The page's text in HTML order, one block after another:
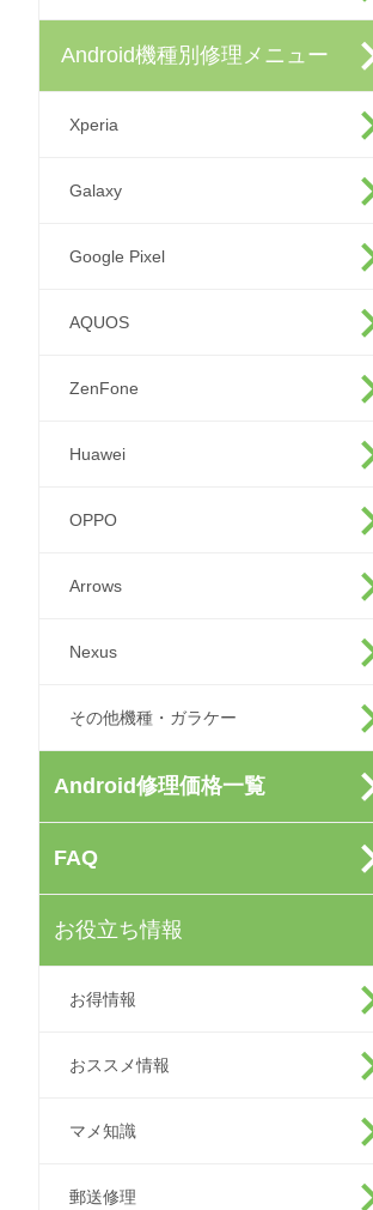
Android機種別修理メニュー
Xperia
Galaxy
Google Pixel
AQUOS
ZenFone
Huawei
OPPO
Arrows
Nexus
その他機種・ガラケー
Android修理価格一覧
FAQ
お役立ち情報
お得情報
おススメ情報
マメ知識
郵送修理